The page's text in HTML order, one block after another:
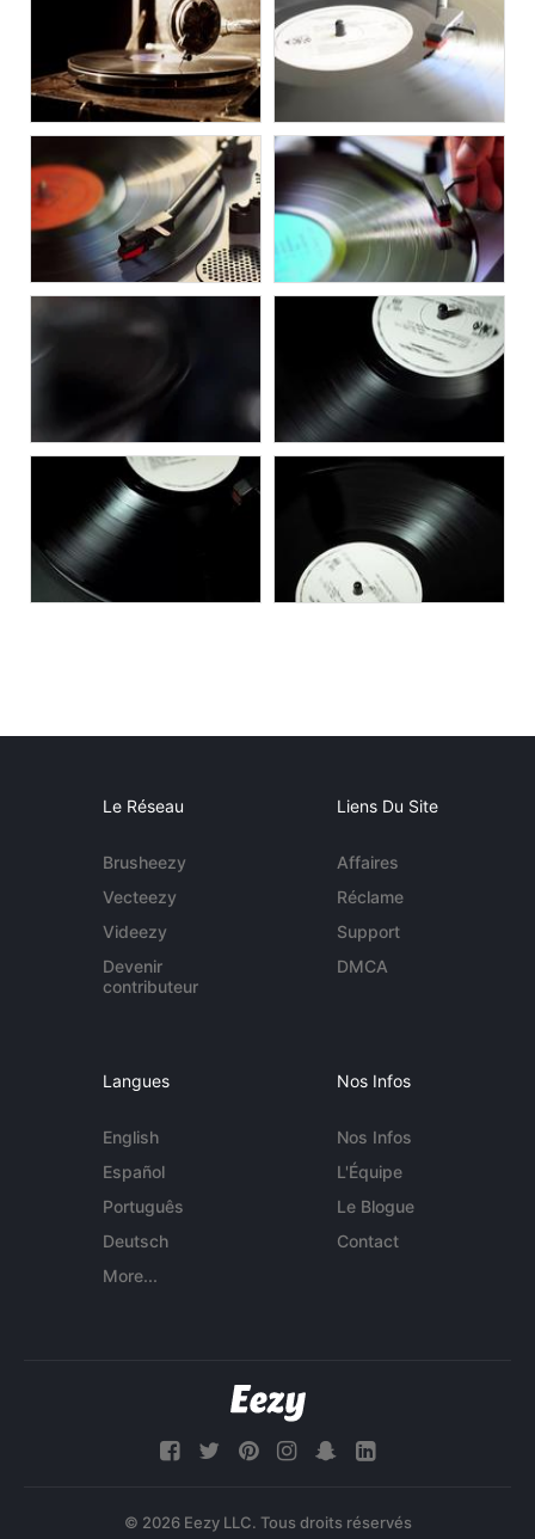
Le Réseau
Brusheezy
Vecteezy
Videezy
Devenir
contributeur
Liens Du Site
Affaires
Réclame
Support
DMCA
Langues
English
Español
Português
Deutsch
More...
Nos Infos
Nos Infos
L'Équipe
Le Blogue
Contact
© 2026 Eezy LLC. Tous droits réservés